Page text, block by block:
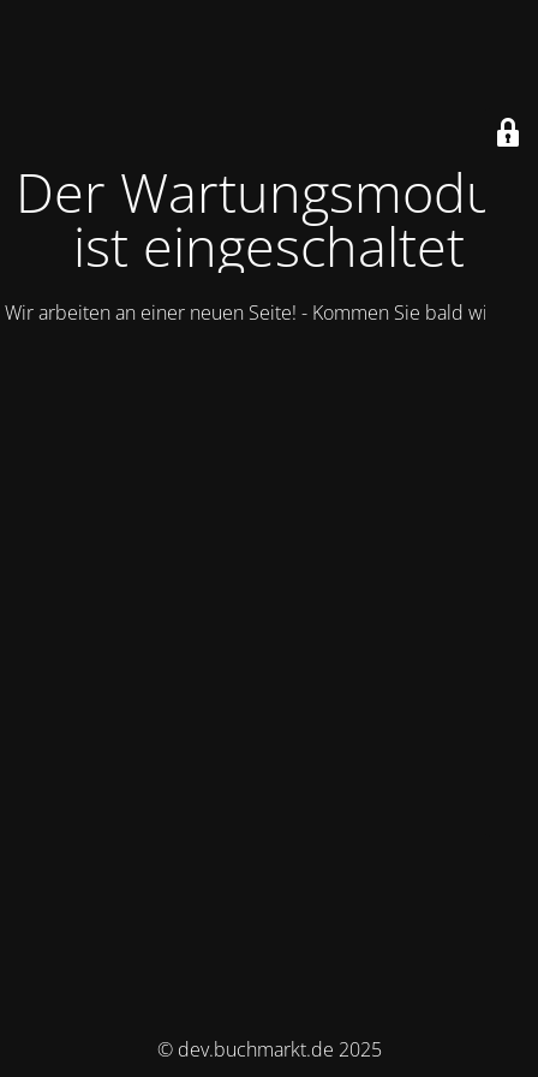
Der Wartungsmodus
ist eingeschaltet
Wir arbeiten an einer neuen Seite! - Kommen Sie bald wieder.
© dev.buchmarkt.de 2025